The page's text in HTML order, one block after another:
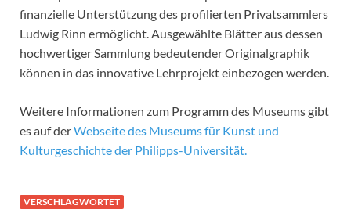
finanzielle Unterstützung des profilierten Privatsammlers
Ludwig Rinn ermöglicht. Ausgewählte Blätter aus dessen
hochwertiger Sammlung bedeutender Originalgraphik
können in das innovative Lehrprojekt einbezogen werden.
Weitere Informationen zum Programm des Museums gibt
es auf derWebseite des Museums für Kunst und
Kulturgeschichte der Philipps-Universität.
VERSCHLAGWORTET